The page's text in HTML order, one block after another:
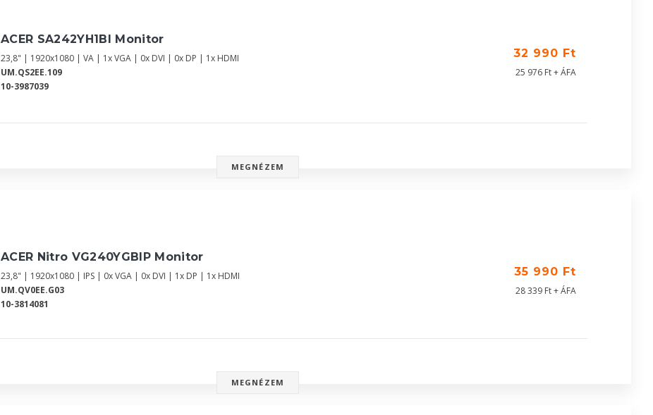
ACER SA242YH1BI Monitor
23,8" | 1920x1080 | VA | 1x VGA | 0x DVI | 0x DP | 1x HDMI
UM.QS2EE.109
10-3987039
32 990 Ft
25 976 Ft + ÁFA
MEGNÉZEM
ACER Nitro VG240YGBIP Monitor
23,8" | 1920x1080 | IPS | 0x VGA | 0x DVI | 1x DP | 1x HDMI
UM.QV0EE.G03
10-3814081
35 990 Ft
28 339 Ft + ÁFA
MEGNÉZEM